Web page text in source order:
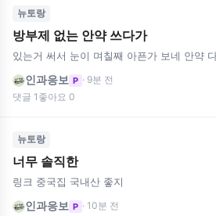
뉴토랑
방부제 없는 안약 쓰다가
있는거 써서 눈이 며칠째 아픈가 보네 안약
인과응보 P · 9분 전
댓글 1 좋아요 0
뉴토랑
너무 솔직한
링크 중국집 국내산 좋지
인과응보 P · 10분 전